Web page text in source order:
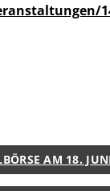
AM 18.